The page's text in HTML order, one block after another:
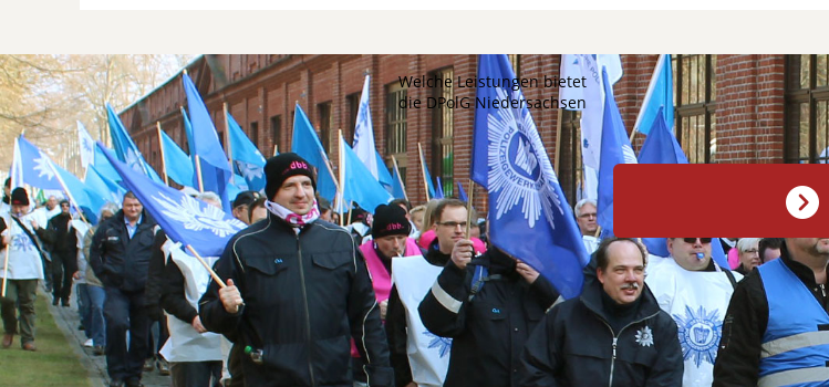
Welche Leistungen bietet
die DPolG Niedersachsen